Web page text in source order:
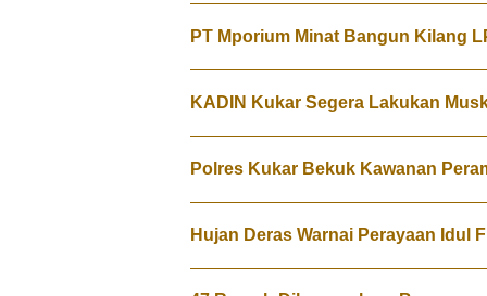
PT Mporium Minat Bangun Kilang
KADIN Kukar Segera Lakukan
Polres Kukar Bekuk Kawanan
Hujan Deras Warnai Perayaan Idul